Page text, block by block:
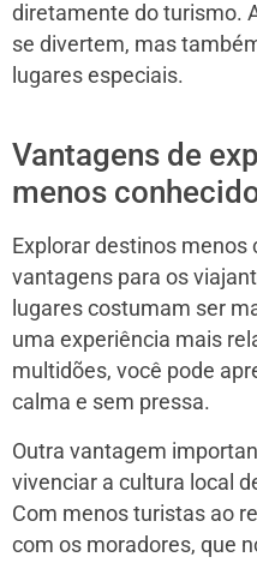
diretamente do turismo.
se divertem, mas
lugares especiais.
Vantagens de
menos
Explorar destinos
vantagens para os
lugares costumam ser
uma experiência mais
multidões, você pode
calma e sem pressa.
Outra vantagem
vivenciar a cultura local
Com menos turistas ao
com os moradores, que